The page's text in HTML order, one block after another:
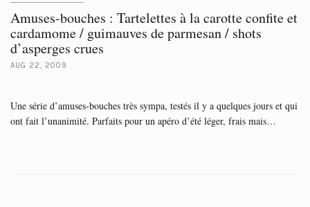
Amuses-bouches : Tartelettes à la carotte confite et
cardamome / guimauves de parmesan / shots
d’asperges crues
AUG 22, 2009
Une série d’amuses-bouches très sympa, testés il y a quelques jours et qui
ont fait l’unanimité. Parfaits pour un apéro d’été léger, frais mais…